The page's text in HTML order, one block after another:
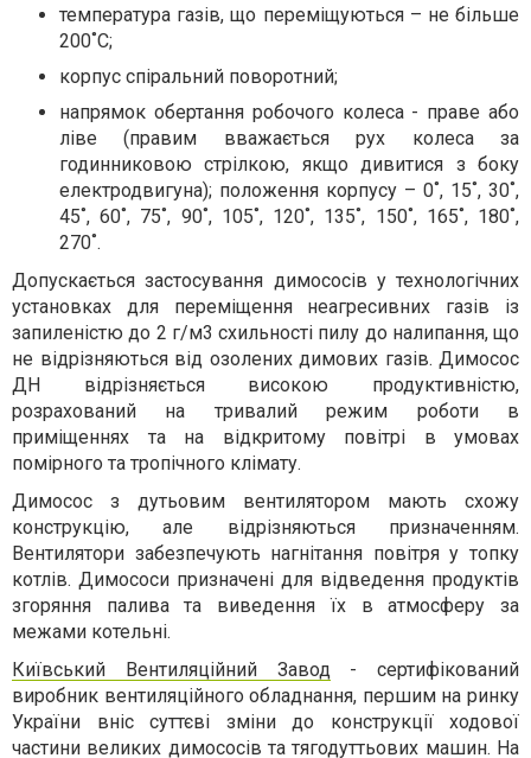
температура газів, що переміщуються – не більше
200˚С;
корпус спіральний поворотний;
напрямок обертання робочого колеса - праве або
ліве (правим вважається рух колеса за
годинниковою стрілкою, якщо дивитися з боку
електродвигуна); положення корпусу – 0˚, 15˚, 30˚,
45˚, 60˚, 75˚, 90˚, 105˚, 120˚, 135˚, 150˚, 165˚, 180˚,
270˚.
Допускається застосування димососів у технологічних
установках для переміщення неагресивних газів із
запиленістю до 2 г/м3 схильності пилу до налипання, що
не відрізняються від озолених димових газів. Димосос
ДН відрізняється високою продуктивністю,
розрахований на тривалий режим роботи в
приміщеннях та на відкритому повітрі в умовах
помірного та тропічного клімату.
Димосос з дутьовим вентилятором мають схожу
конструкцію, але відрізняються призначенням.
Вентилятори забезпечують нагнітання повітря у топку
котлів. Димососи призначені для відведення продуктів
згоряння палива та виведення їх в атмосферу за
межами котельні.
Київський Вентиляційний Завод- сертифікований
виробник вентиляційного обладнання, першим на ринку
України вніс суттєві зміни до конструкції ходової
частини великих димососів та тягодуттьових машин. На